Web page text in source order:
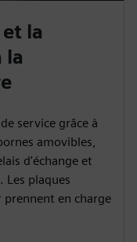
la
la
service grâce à
amovibles,
d'échange et
Les plaques
en charge